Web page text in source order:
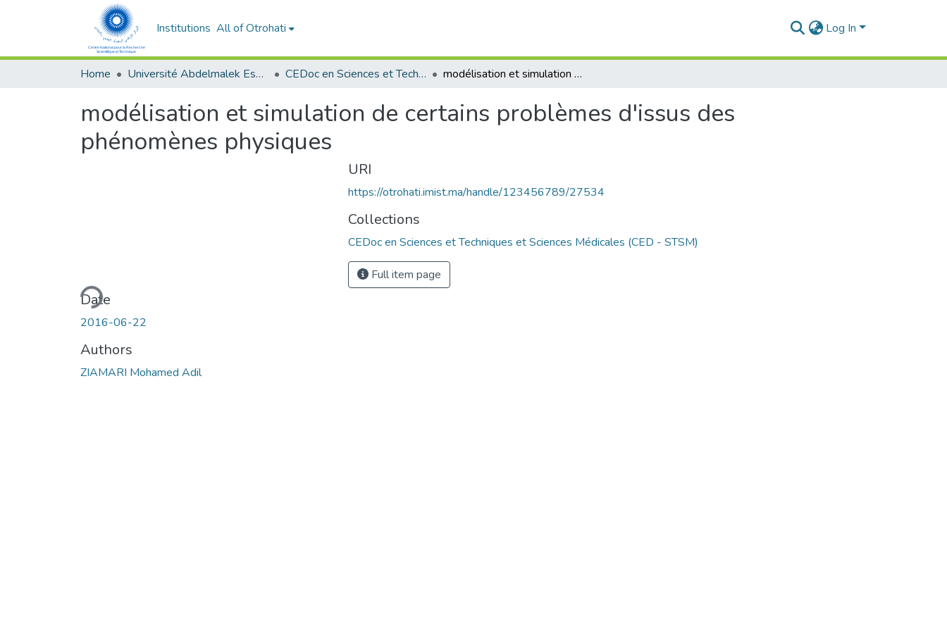
Institutions All of Otrohati Log In
Home Université Abdelmalek Essaâdi - Tétouan CEDoc en Sciences et Techniques et Sciences Médicales (CED - STSM) modélisation et simulation de certains problèmes d'issus des phénomènes physiques
modélisation et simulation de certains problèmes d'issus des
phénomènes physiques
Loading...
Date
2016-06-22
Authors
ZIAMARI Mohamed Adil
URI
https://otrohati.imist.ma/handle/123456789/27534
Collections
CEDoc en Sciences et Techniques et Sciences Médicales (CED - STSM)
Full item page